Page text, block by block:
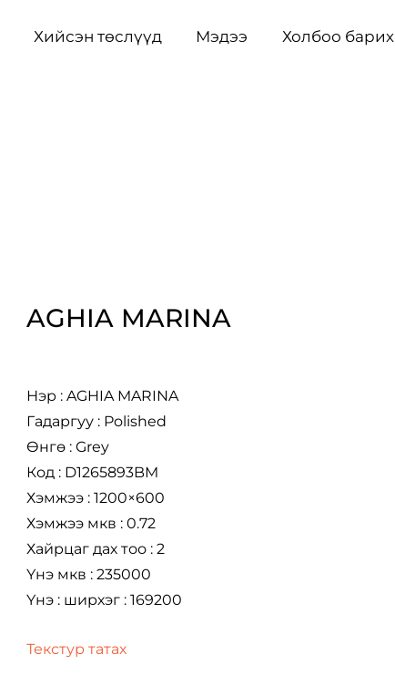
Хийсэн төслүүд Мэдээ Холбоо барих
AGHIA MARINA
Нэр : AGHIA MARINA
Гадаргуу : Polished
Өнгө : Grey
Код : D1265893BM
Хэмжээ : 1200×600
Хэмжээ мкв : 0.72
Хайрцаг дах тоо : 2
Үнэ мкв : 235000
Үнэ : ширхэг : 169200
Текстур татах